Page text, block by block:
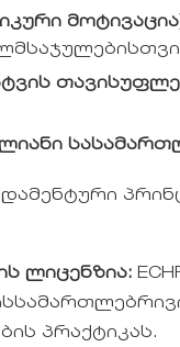
ლიცენზია:
პრაქტიკას.